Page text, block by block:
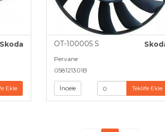
Skoda
Ekle
OT-100005 S
Pervane
058121301B
İncele Teklife Ekle